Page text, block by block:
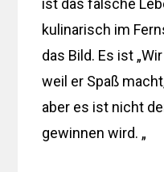
kulinarisch im
das Bild. Es ist
weil er Spaß
aber es ist nicht
gewinnen wird. „